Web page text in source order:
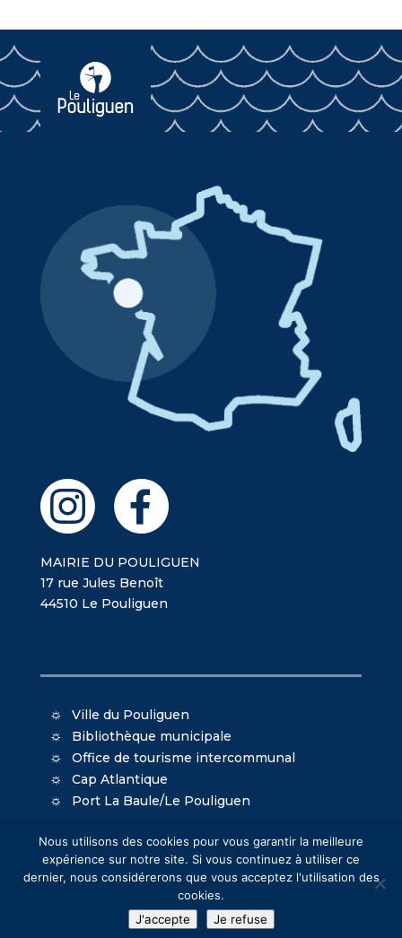
MAIRIE DU POULIGUEN
17 rue Jules Benoît
44510 Le Pouliguen
Ville du Pouliguen
Bibliothèque municipale
Office de tourisme intercommunal
Cap Atlantique
Port La Baule/Le Pouliguen
© Mairie du Pouliguen - Création
MacKenzie-Mentions légales
Nous utilisons des cookies pour vous garantir la meilleure
expérience sur notre site. Si vous continuez à utiliser ce
dernier, nous considérerons que vous acceptez l'utilisation des
cookies.
J'accepte
Je refuse